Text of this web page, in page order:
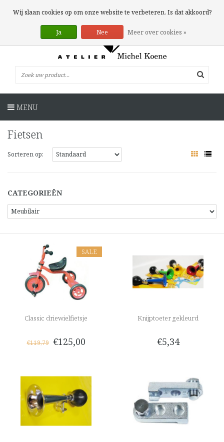
0 Artikelen
MENU
Fietsen
Sorteren op:
CATEGORIEËN
SALE
Classic driewielfietsje
€119,79 €125,00
Knijptoeter gekleurd
€5,34
Wij slaan cookies op om onze website te verbeteren. Is dat akkoord?
Ja Nee Meer over cookies »